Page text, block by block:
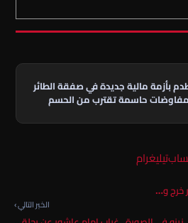
بأزمة مالية جديدة في صفقة الطائر
حاسمة تقترب من الحسم
تيليغرام
خرج و…
الخبر التالي ›